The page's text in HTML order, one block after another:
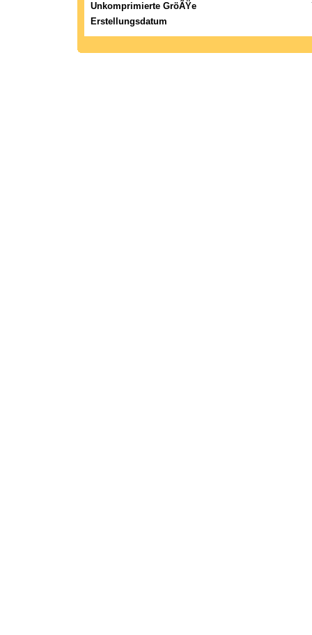
Unkomprimierte GröÃŸe
Erstellungsdatum